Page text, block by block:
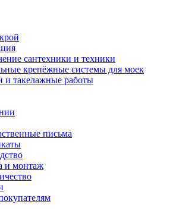
сантехники и техники
крепёжные системы для моек
и такелажные работы
письма
и монтаж